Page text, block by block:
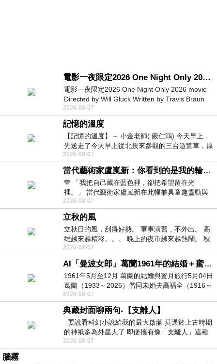
電影一夜限定2026 One Night Only 2026 movie
電影一夜限定2026 One Night Only 2026 movie
Directed by Will Gluck Written by Travis Braun
Starring Monica Barbaro
2026-08-07
記憶的溫度
【記憶的溫度】～ 小金老師( 嚴仁鴻) 今天早上，
先送走了今天早上從北投來參觀的三台遊覽車，原
以為展場已經差不多要安靜下來，卻發
2026-08-07
當代藝術家盧嵐新：你看到的是我的輪廓，還是你的故事？——藏在藍色裡的希望與光
💙 「我把自己藏在藍色裡，卻把希望留在光
裡。」 當代藝術家盧嵐新在此幅兼具童趣靈動與
抽象韻味的新作中，用湛藍的羽翼般色塊包覆著
2026-08-07
立秋的風
立秋日的風，刮得好熱。 軍事演習，不外出。 高
雄越來越精彩。。。 晚上的夜市越來越熱鬧。 秋
天的風刮得很熱 夜遊消暑熱。。。
2026-08-07
AI「曼波女郎」葛蘭1961年的結婚＋蜜月旅行 #戀上老電影 #葛蘭 #粟子
1961年5月至12月 葛蘭的結婚與蜜月旅行5月04日
葛蘭（1933～2026）偕同未婚夫高福全（1916～
2004）乘郵輪赴倫敦6月15日於英國倫敦St.S
2026-08-07
典藏封面聊兩句-【支離人】
要說看科幻小說給我的最大啟蒙 莫過於上古時期
的神祇多為外星人了 即便擁有像「支離人」這種
驚世駭俗的神通法門 也未必讀
2026-08-07
腦霧